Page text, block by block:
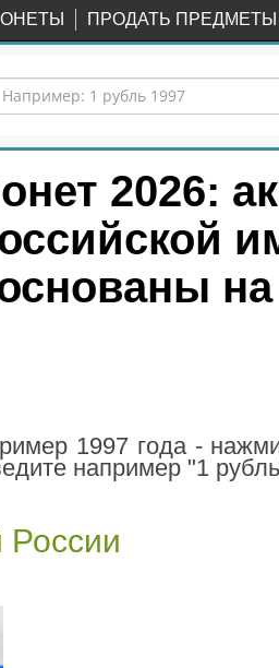
ПРОДАТЬ
2026:
на
1997 года -
например "1